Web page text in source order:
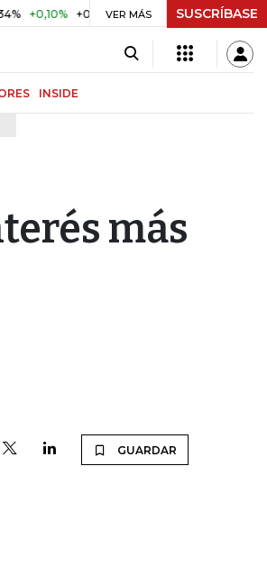
+0,98% UVR $ 416,96 +$ 0,05
VER MÁS SUSCRÍBASE
INSIDE
más
GUARDAR